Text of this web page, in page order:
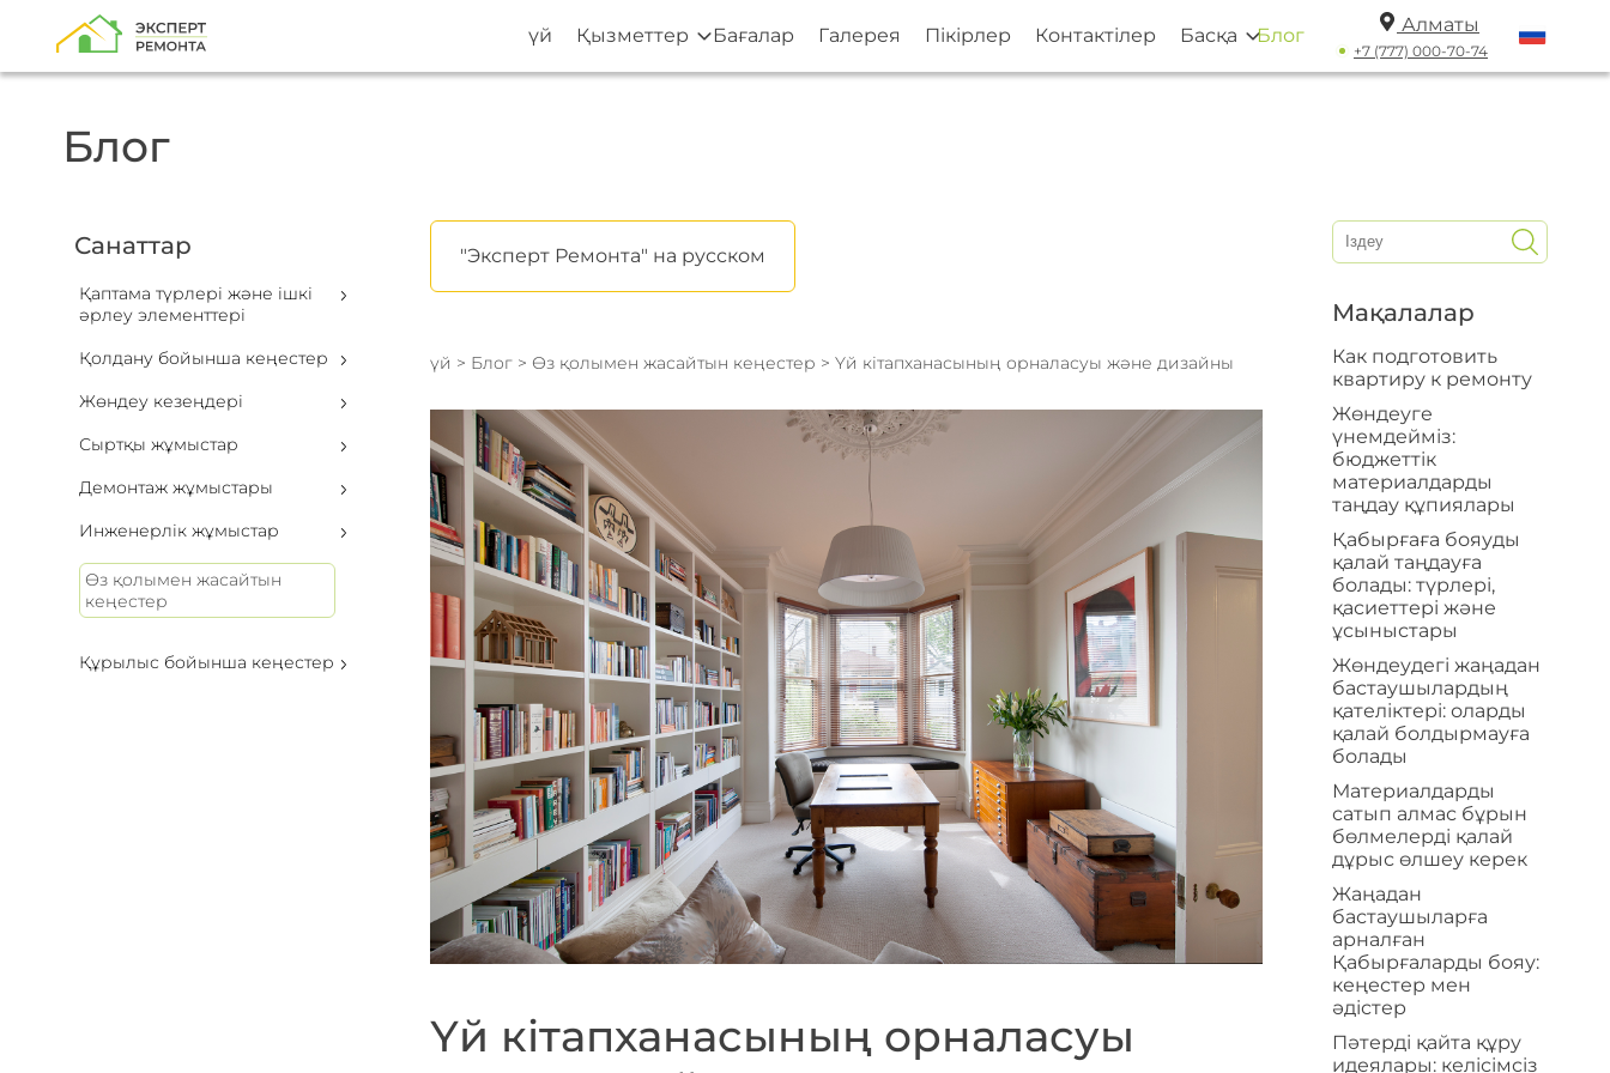
үй Қызметтер Бағалар Галерея Пікірлер Контактілер Басқа Блог Алматы
+7 (777) 000-70-74
Блог
Санаттар
Қаптама түрлері және ішкі
әрлеу элементтері
Қолдану бойынша кеңестер
Жөндеу кезеңдері
Сыртқы жұмыстар
Демонтаж жұмыстары
Инженерлік жұмыстар
Өз қолымен жасайтын
кеңестер
Құрылыс бойынша кеңестер
"Эксперт Ремонта" на русском
үй > Блог> Өз қолымен жасайтын кеңестер > Үй кітапханасының орналасуы және дизайны
Үй кітапханасының орналасуы
Мақалалар
Как подготовить
квартиру к ремонту
Жөндеуге
үнемдейміз:
бюджеттік
материалдарды
таңдау құпиялары
Қабырғаға бояуды
қалай таңдауға
болады: түрлері,
қасиеттері және
ұсыныстары
Жөндеудегі жаңадан
бастаушылардың
қателіктері: оларды
қалай болдырмауға
болады
Материалдарды
сатып алмас бұрын
бөлмелерді қалай
дұрыс өлшеу керек
Жаңадан
бастаушыларға
арналған
Қабырғаларды бояу:
кеңестер мен
әдістер
Пәтерді қайта құру
идеялары: келісімсіз